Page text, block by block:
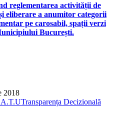
reglementarea activității de
eliberare a anumitor categorii
pe carosabil, spații verzi
București.
2018
Transparența Decizională